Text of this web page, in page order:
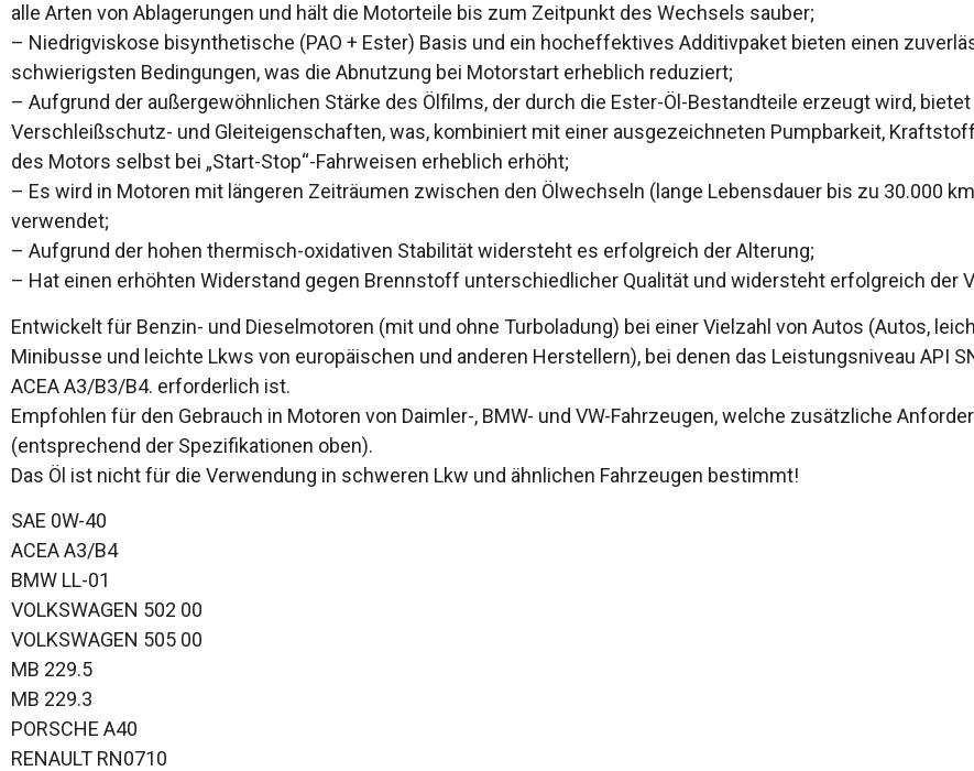
alle Arten von Ablagerungen und hält die Motorteile bis zum Zeitpunkt des Wechsels sauber;
– Niedrigviskose bisynthetische (PAO + Ester) Basis und ein hocheffektives Additivpaket bieten einen
schwierigsten Bedingungen, was die Abnutzung bei Motorstart erheblich reduziert;
– Aufgrund der außergewöhnlichen Stärke des Ölfilms, der durch die Ester-Öl-Bestandteile erzeugt wird,
Verschleißschutz- und Gleiteigenschaften, was, kombiniert mit einer ausgezeichneten Pumpbarkeit,
des Motors selbst bei „Start-Stop“-Fahrweisen erheblich erhöht;
– Es wird in Motoren mit längeren Zeiträumen zwischen den Ölwechseln (lange Lebensdauer bis zu 30.000
verwendet;
– Aufgrund der hohen thermisch-oxidativen Stabilität widersteht es erfolgreich der Alterung;
– Hat einen erhöhten Widerstand gegen Brennstoff unterschiedlicher Qualität und widersteht erfolgreich der
Entwickelt für Benzin- und Dieselmotoren (mit und ohne Turboladung) bei einer Vielzahl von Autos (Autos,
Minibusse und leichte Lkws von europäischen und anderen Herstellern), bei denen das Leistungsniveau API
ACEA A3/B3/B4. erforderlich ist.
Empfohlen für den Gebrauch in Motoren von Daimler-, BMW- und VW-Fahrzeugen, welche zusätzliche
(entsprechend der Spezifikationen oben).
Das Öl ist nicht für die Verwendung in schweren Lkw und ähnlichen Fahrzeugen bestimmt!
SAE 0W-40
ACEA A3/B4
BMW LL-01
VOLKSWAGEN 502 00
VOLKSWAGEN 505 00
MB 229.5
MB 229.3
PORSCHE A40
RENAULT RN0710